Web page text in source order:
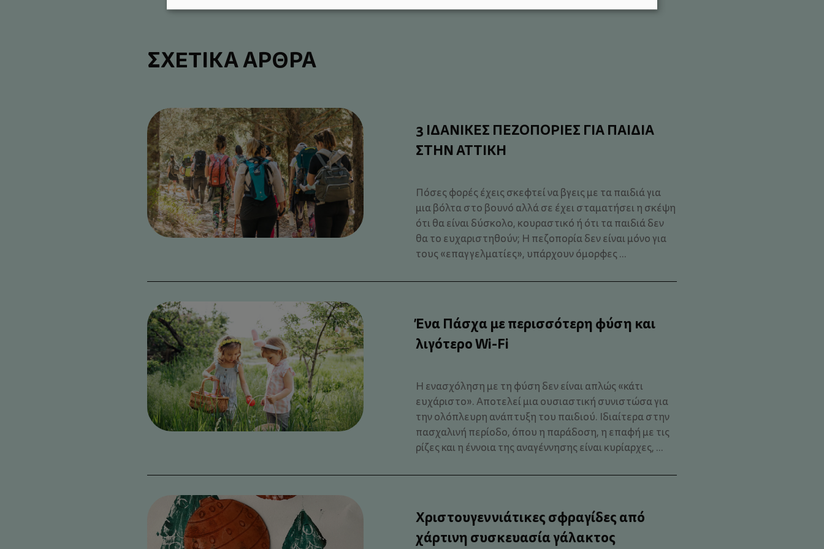
ΣΧΕΤΙΚΑ ΑΡΘΡΑ
3 ΙΔΑΝΙΚΕΣ ΠΕΖΟΠΟΡΙΕΣ ΓΙΑ ΠΑΙΔΙΑ
ΣΤΗΝ ΑΤΤΙΚΗ
Πόσες φορές έχεις σκεφτεί να βγεις με τα παιδιά για
μια βόλτα στο βουνό αλλά σε έχει σταματήσει η σκέψη
ότι θα είναι δύσκολο, κουραστικό ή ότι τα παιδιά δεν
θα το ευχαριστηθούν; Η πεζοπορία δεν είναι μόνο για
τους «επαγγελματίες», υπάρχουν όμορφες ...
Ένα Πάσχα με περισσότερη φύση και
λιγότερο Wi-Fi
Η ενασχόληση με τη φύση δεν είναι απλώς «κάτι
ευχάριστο». Αποτελεί μια ουσιαστική συνιστώσα για
την ολόπλευρη ανάπτυξη του παιδιού. Ιδιαίτερα στην
πασχαλινή περίοδο, όπου η παράδοση, η επαφή με τις
ρίζες και η έννοια της αναγέννησης είναι κυρίαρχες, ...
Χριστουγεννιάτικες σφραγίδες από
χάρτινη συσκευασία γάλακτος